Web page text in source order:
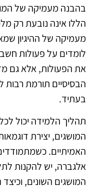
בהבנה מעמיקה של
הללו אינה נובעת רק
מעמיקה של ההיגיון
לומדים על פעולות
את הפעולות, אלא גם
הבסיסיים תורמת רבות
בעתיד.
תהליך הלמידה יכול
המושגים, יצירת
האמיתיים.
אלגברה, יש להקנות
המושגים השונים,